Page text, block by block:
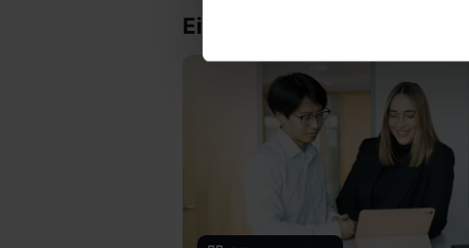
Verwendungszwecken
Auswahl über die Checkboxen und
die USA (Art. 49 Abs. 1 S. 1 lit. a)
Schrems II). Du kannst die von dir
unsere Datenschutzerklärung unter
einzelnen Cookies findest du durch
Datenschutzerklärung
Einblicke ins Unternehmen